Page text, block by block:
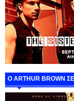
O ARTHUR BROWN